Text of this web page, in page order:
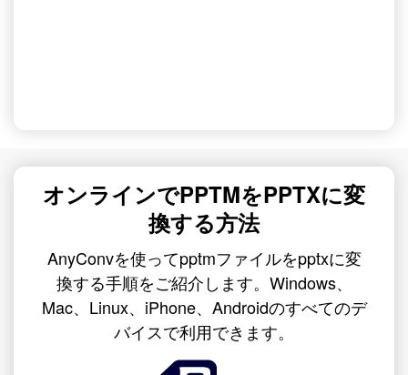
オンラインでPPTMをPPTXに変
換する方法
AnyConvを使ってpptmファイルをpptxに変
換する手順をご紹介します。Windows、
Mac、Linux、iPhone、Androidのすべてのデ
バイスで利用できます。